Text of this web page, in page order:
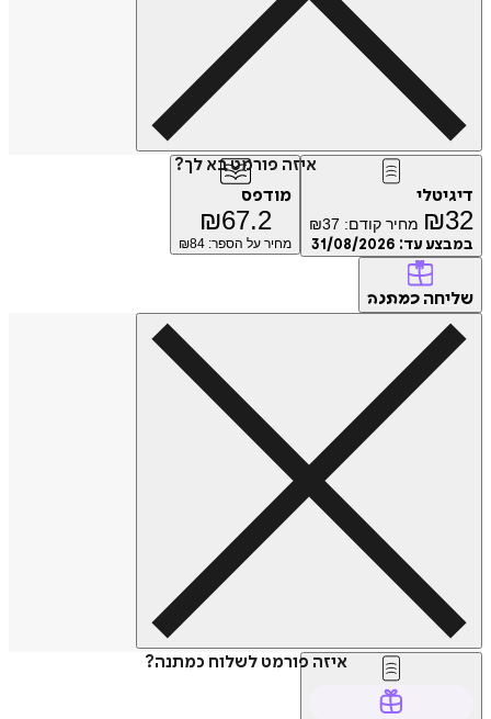
איזה פורמט בא לך?
דיגיטלי
₪32 מחיר קודם: ₪37
במבצע עד: 31/08/2026
מודפס
₪67.2
מחיר על הספר: ₪ 84
שליחה כמתנה
איזה פורמט לשלוח כמתנה?